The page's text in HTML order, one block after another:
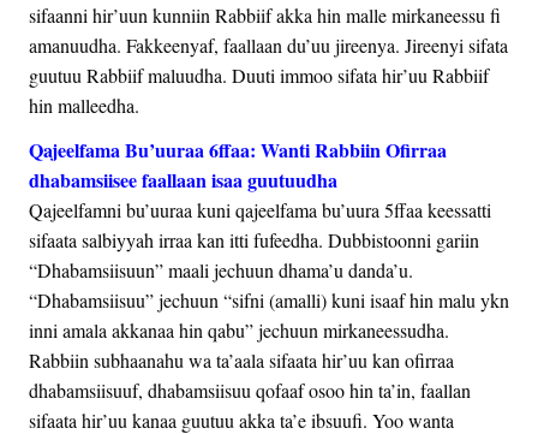
sifaanni hir’uun kunniin Rabbiif akka hin malle mirkaneessu fi
amanuudha. Fakkeenyaf, faallaan du’uu jireenya. Jireenyi sifata
guutuu Rabbiif maluudha. Duuti immoo sifata hir’uu Rabbiif
hin malleedha.
Qajeelfama Bu’uuraa 6ffaa: Wanti Rabbiin Ofirraa
dhabamsiisee faallaan isaa guutuudha
Qajeelfamni bu’uuraa kuni qajeelfama bu’uura 5ffaa keessatti
sifaata salbiyyah irraa kan itti fufeedha. Dubbistoonni gariin
“Dhabamsiisuun” maali jechuun dhama’u danda’u.
“Dhabamsiisuu” jechuun “sifni (amalli) kuni isaaf hin malu ykn
inni amala akkanaa hin qabu” jechuun mirkaneessudha.
Rabbiin subhaanahu wa ta’aala sifaata hir’uu kan ofirraa
dhabamsiisuuf, dhabamsiisuu qofaaf osoo hin ta’in, faallan
sifaata hir’uu kanaa guutuu akka ta’e ibsuufi. Yoo wanta